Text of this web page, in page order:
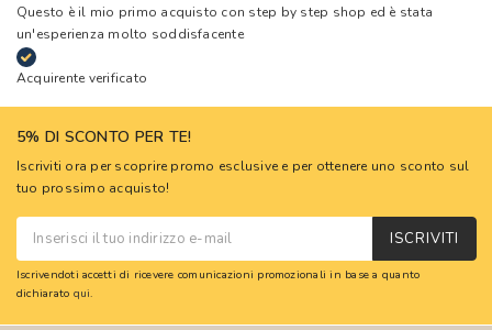
Questo è il mio primo acquisto con step by step shop ed è stata
un'esperienza molto soddisfacente
Acquirente verificato
5% DI SCONTO PER TE!
Iscriviti ora per scoprire promo esclusive e per ottenere uno sconto sul
tuo prossimo acquisto!
ISCRIVITI
Iscrivendoti accetti di ricevere comunicazioni promozionali in base a quanto
dichiarato qui.